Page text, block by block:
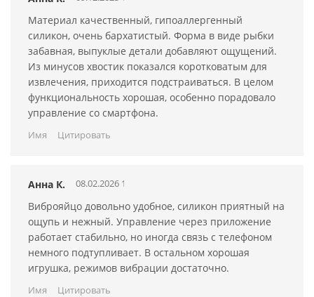
В комплекте: виброяйцо Magic Motion Magic Fugu; зарядное
USB-устройство; инструкция; чехол для хранения.
С игрушками из силикона мы рекомендуем использовать
тольколубриканты на водной основе. Для очистки
используйте специальныйочиститель для секс-игрушек
Материал качественный, гипоаллергенный
силикон, очень бархатистый. Форма в виде рыбки
забавная, выпуклые детали добавляют ощущений.
Из минусов хвостик показался коротковатым для
извлечения, приходится подстраиваться. В целом
функциональность хорошая, особенно порадовало
управление со смартфона.
Имя Цитировать
Анна К. 08.02.2026 15:05:15
Виброяйцо довольно удобное, силикон приятный на
ощупь и нежный. Управление через приложение
работает стабильно, но иногда связь с телефоном
немного подтупливает. В остальном хорошая
игрушка, режимов вибрации достаточно.
Имя Цитировать